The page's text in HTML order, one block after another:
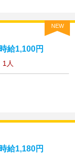
NEW
給1,100円
1人
給1,180円